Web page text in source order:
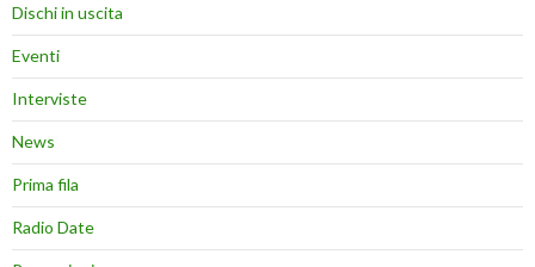
Dischi in uscita
Eventi
Interviste
News
Prima fila
Radio Date